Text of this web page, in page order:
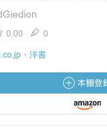
0.00 0
・洋書